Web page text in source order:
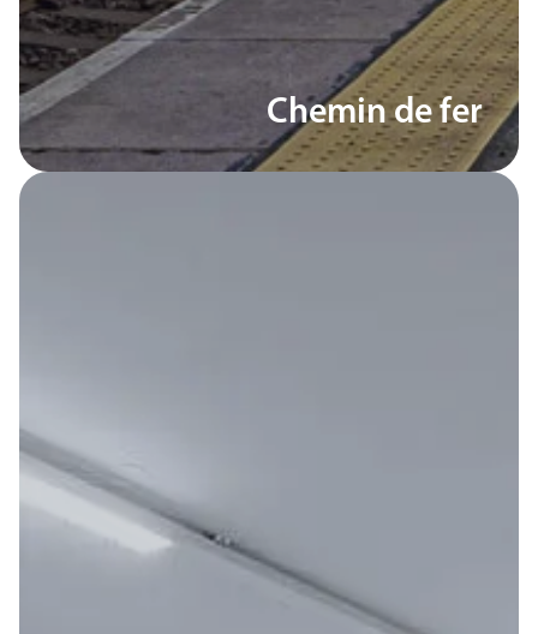
Chemin de fer